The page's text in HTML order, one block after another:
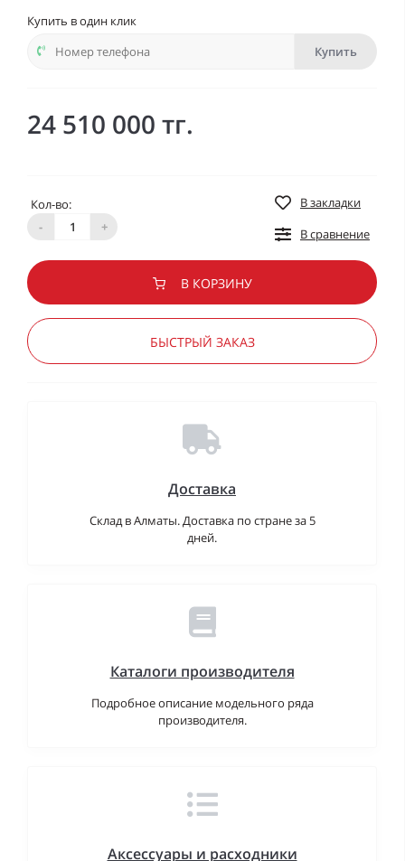
Купить в один клик
Купить
24 510 000 тг.
Кол-во:
-
+
В закладки
В сравнение
В КОРЗИНУ
БЫСТРЫЙ ЗАКАЗ
Доставка
Склад в Алматы. Доставка по стране за 5
дней.
Каталоги производителя
Подробное описание модельного ряда
производителя.
Аксессуары и расходники